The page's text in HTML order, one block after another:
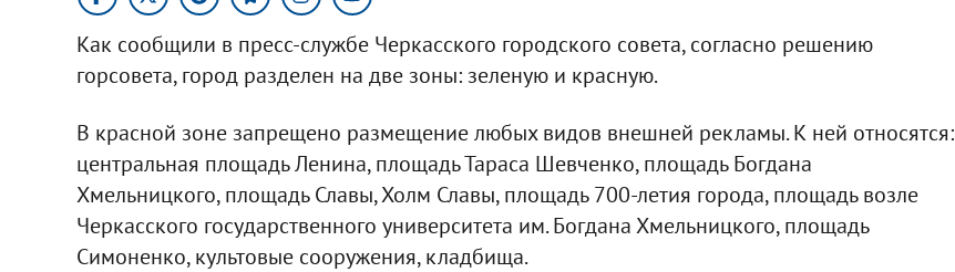
Как сообщили в пресс-службе Черкасского городского совета, согласно решению
горсовета, город разделен на две зоны: зеленую и красную.
В красной зоне запрещено размещение любых видов внешней рекламы. К ней относятся:
центральная площадь Ленина, площадь Тараса Шевченко, площадь Богдана
Хмельницкого, площадь Славы, Холм Славы, площадь 700-летия города, площадь возле
Черкасского государственного университета им. Богдана Хмельницкого, площадь
Симоненко, культовые сооружения, кладбища.